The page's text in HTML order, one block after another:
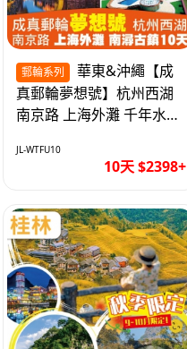
郵輪系列
真郵輪夢想號】杭州西湖
南京路 上海外灘 千年水鄉
自費10天
JL-WTFU10
10天 $2398+